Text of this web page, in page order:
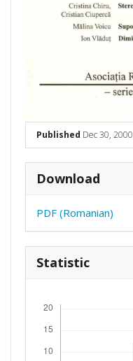
Published Dec 30, 2000
Download
PDF (Romanian)
Statistic